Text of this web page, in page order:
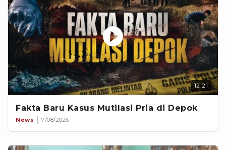
12:21
Fakta Baru Kasus Mutilasi Pria di Depok
News 7/08/2026